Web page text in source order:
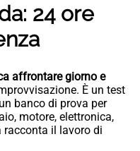
24 ore
affrontare giorno e
È un test
banco di prova per
motore, elettronica,
racconta il lavoro di